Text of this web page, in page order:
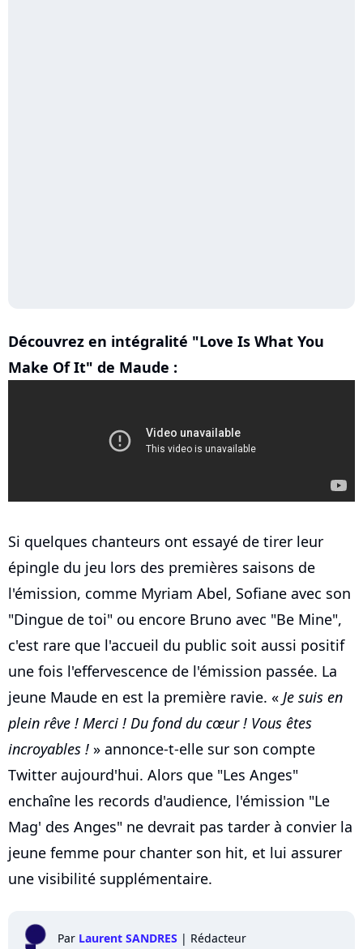
Découvrez en intégralité "Love Is What You
Make Of It" de Maude :
Si quelques chanteurs ont essayé de tirer leur
épingle du jeu lors des premières saisons de
l'émission, comme Myriam Abel, Sofiane avec son
"Dingue de toi" ou encore Bruno avec "Be Mine",
c'est rare que l'accueil du public soit aussi positif
une fois l'effervescence de l'émission passée. La
jeune Maude en est la première ravie. « Je suis en
plein rêve ! Merci ! Du fond du cœur ! Vous êtes
incroyables ! » annonce-t-elle sur son compte
Twitter aujourd'hui. Alors que "Les Anges"
enchaîne les records d'audience, l'émission "Le
Mag' des Anges" ne devrait pas tarder à convier la
jeune femme pour chanter son hit, et lui assurer
une visibilité supplémentaire.
Par Laurent SANDRES | Rédacteur